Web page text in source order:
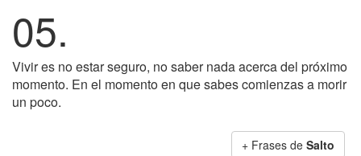
05.
Vivir es no estar seguro, no saber nada acerca del próximo
momento. En el momento en que sabes comienzas a morir
un poco.
+ Frases de Salto